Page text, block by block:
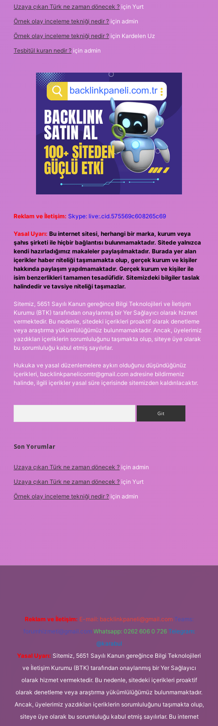
Uzaya çıkan Türk ne zaman dönecek ? için Yurt
Örnek olay inceleme tekniği nedir ? için admin
Örnek olay inceleme tekniği nedir ? için Kardelen Uz
Tesbitül kuran nedir ? için admin
Reklam ve İletişim: Skype: live:.cid.575569c608265c69
Yasal Uyarı: Bu internet sitesi, herhangi bir marka, kurum veya
şahıs şirketi ile hiçbir bağlantısı bulunmamaktadır. Sitede yalnızca
kendi hazırladığımız makaleler paylaşılmaktadır. Burada yer alan
içerikler haber niteliği taşımamakta olup, gerçek kurum ve kişiler
hakkında paylaşım yapılmamaktadır. Gerçek kurum ve kişiler ile
isim benzerlikleri tamamen tesadüfidir. Sitemizdeki bilgiler taslak
halindedir ve tavsiye niteliği taşımazlar.
Sitemiz, 5651 Sayılı Kanun gereğince Bilgi Teknolojileri ve İletişim
Kurumu (BTK) tarafından onaylanmış bir Yer Sağlayıcı olarak hizmet
vermektedir. Bu nedenle, sitedeki içerikleri proaktif olarak denetleme
veya araştırma yükümlülüğümüz bulunmamaktadır. Ancak, üyelerimiz
yazdıkları içeriklerin sorumluluğunu taşımakta olup, siteye üye olarak
bu sorumluluğu kabul etmiş sayılırlar.
Hukuka ve yasal düzenlemelere aykırı olduğunu düşündüğünüz
içerikleri, backlinkpanelicomtr@gmail.com adresine bildirmeniz
halinde, ilgili içerikler yasal süre içerisinde sitemizden kaldırılacaktır.
Son Yorumlar
Uzaya çıkan Türk ne zaman dönecek ? için admin
Uzaya çıkan Türk ne zaman dönecek ? için Yurt
Örnek olay inceleme tekniği nedir ? için admin
Reklam ve İletişim: E-mail: backlinkpaneli@gmail.com Teams:
forumhizmeti@gmail.com Whatsapp: 0262 606 0 726 Telegram:
@karabul
Yasal Uyarı: Sitemiz, 5651 Sayılı Kanun gereğince Bilgi Teknolojileri
ve İletişim Kurumu (BTK) tarafından onaylanmış bir Yer Sağlayıcı
olarak hizmet vermektedir. Bu nedenle, sitedeki içerikleri proaktif
olarak denetleme veya araştırma yükümlülüğümüz bulunmamaktadır.
Ancak, üyelerimiz yazdıkları içeriklerin sorumluluğunu taşımakta olup,
siteye üye olarak bu sorumluluğu kabul etmiş sayılırlar. Bu internet